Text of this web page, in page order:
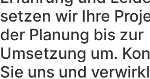
setzen wir Ihre
der Planung bis zur
Umsetzung um.
Sie uns und